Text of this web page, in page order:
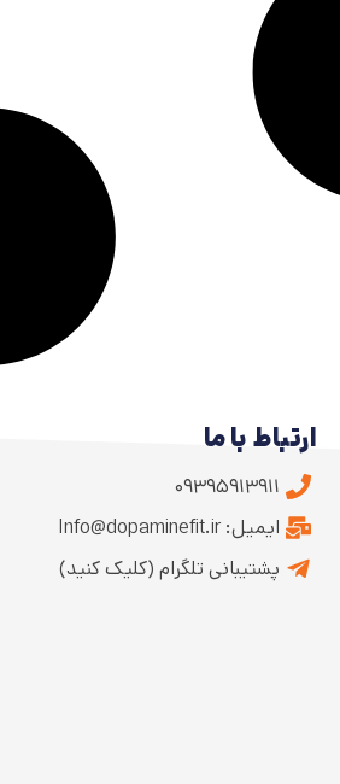
ارتباط با ما
۰۹۳۹۵۹۱۳۹۱۱
ایمیل: Info@dopaminefit.ir
پشتیبانی تلگرام (کلیک کنید)